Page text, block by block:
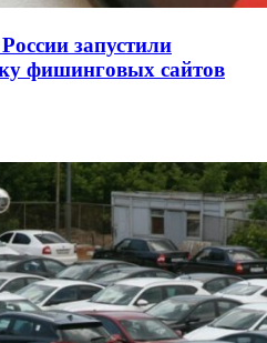
запустили
фишинговых сайтов